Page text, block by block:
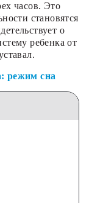
часов. Это
становятся
о
ребенка от
режим сна